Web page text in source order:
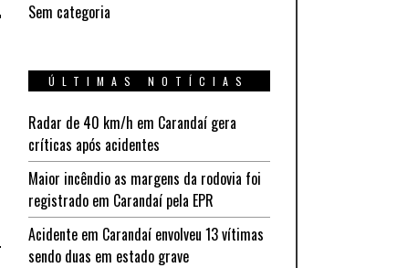
Sem categoria
ÚLTIMAS NOTÍCIAS
Radar de 40 km/h em Carandaí gera
críticas após acidentes
Maior incêndio as margens da rodovia foi
registrado em Carandaí pela EPR
Acidente em Carandaí envolveu 13 vítimas
sendo duas em estado grave